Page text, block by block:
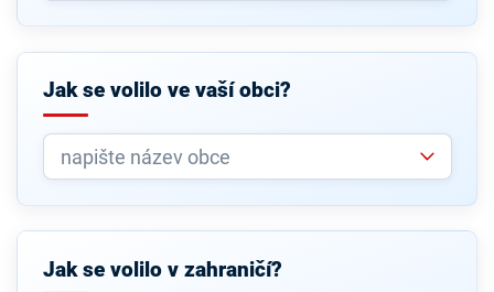
Jak se volilo ve vaší obci?
Jak se volilo v zahraničí?